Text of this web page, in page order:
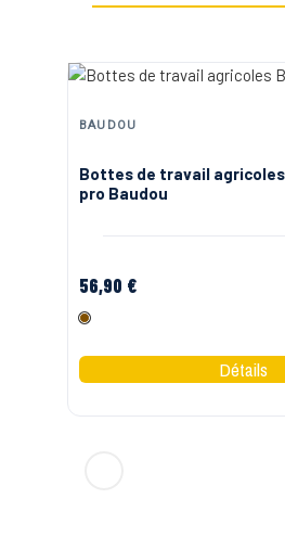
BAUDOU
Bottes de travail
pro Baudou
56,90 €
Marron